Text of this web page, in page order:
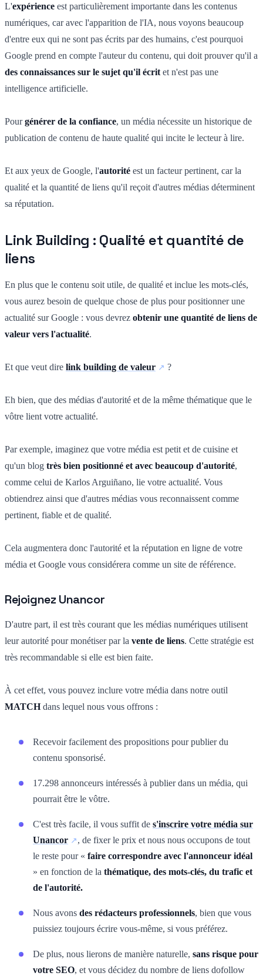
L'expérience est particulièrement importante dans les contenus
numériques, car avec l'apparition de l'IA, nous voyons beaucoup
d'entre eux qui ne sont pas écrits par des humains, c'est pourquoi
Google prend en compte l'auteur du contenu, qui doit prouver qu'il a
des connaissances sur le sujet qu'il écrit et n'est pas une
intelligence artificielle.
Pourgénérer de la confiance, un média nécessite un historique de
publication de contenu de haute qualité qui incite le lecteur à lire.
Et aux yeux de Google, l'autorité est un facteur pertinent, car la
qualité et la quantité de liens qu'il reçoit d'autres médias déterminent
sa réputation.
Link Building : Qualité et quantité de
liens
En plus que le contenu soit utile, de qualité et inclue les mots-clés,
vous aurez besoin de quelque chose de plus pour positionner une
actualité sur Google : vous devrez obtenir une quantité de liens de
valeur vers l'actualité.
Et que veut dire link building de valeur ?
Eh bien, que des médias d'autorité et de la même thématique que le
vôtre lient votre actualité.
Par exemple, imaginez que votre média est petit et de cuisine et
qu'un blog très bien positionné et avec beaucoup d'autorité,
comme celui de Karlos Arguiñano, lie votre actualité. Vous
obtiendrez ainsi que d'autres médias vous reconnaissent comme
pertinent, fiable et de qualité.
Cela augmentera donc l'autorité et la réputation en ligne de votre
média et Google vous considérera comme un site de référence.
Rejoignez Unancor
D'autre part, il est très courant que les médias numériques utilisent
leur autorité pour monétiser par la vente de liens. Cette stratégie est
très recommandable si elle est bien faite.
À cet effet, vous pouvez inclure votre média dans notre outil
MATCHdans lequel nous vous offrons :
Recevoir facilement des propositions pour publier du
contenu sponsorisé.
17.298 annonceurs intéressés à publier dans un média, qui
pourrait être le vôtre.
C'est très facile, il vous suffit de s'inscrire votre média sur
Unancor
, de fixer le prix et nous nous occupons de tout
le reste pour « faire correspondre avec l'annonceur idéal
» en fonction de la thématique, des mots-clés, du trafic et
de l'autorité.
Nous avons des rédacteurs professionnels, bien que vous
puissiez toujours écrire vous-même, si vous préférez.
De plus, nous lierons de manière naturelle, sans risque pour
votre SEO, et vous décidez du nombre de liens dofollow